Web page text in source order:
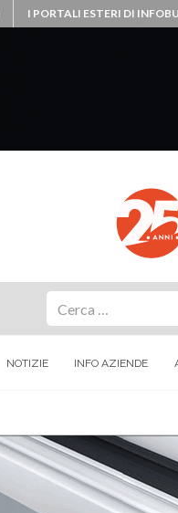
I PORTALI ESTERI DI
NOTIZIE INFO AZIENDE